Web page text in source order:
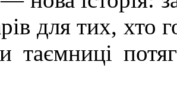
для тих, хто
таємниці